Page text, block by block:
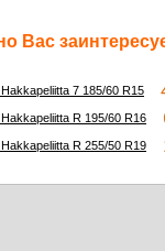
Вас
7 185/60 R15
R 195/60 R16
R 255/50 R19